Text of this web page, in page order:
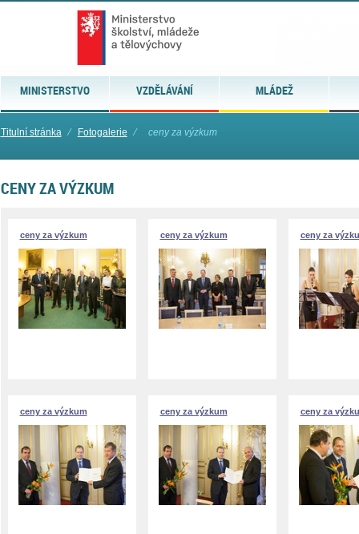
MINISTERSTVO VZDĚLÁVÁNÍ MLÁDEŽ
Titulní stránka ⁄ Fotogalerie ⁄ ceny za výzkum
CENY ZA VÝZKUM
ceny za výzkum ceny za výzkum ceny za
ceny za výzkum ceny za výzkum ceny za